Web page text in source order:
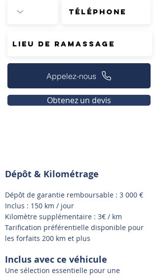
Appelez-nous
Obtenez un devis
Dépôt & Kilométrage
Dépôt de garantie remboursable : 3 000 €
Inclus : 150 km / jour
Kilomètre supplémentaire : 3€ / km
Tarification préférentielle disponible pour
les forfaits 200 km et plus
Inclus avec ce véhicule
Une sélection essentielle pour une